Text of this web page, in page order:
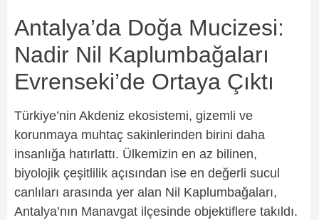
Antalya’da Doğa Mucizesi:
Nadir Nil Kaplumbağaları
Evrenseki’de Ortaya Çıktı
Türkiye’nin Akdeniz ekosistemi, gizemli ve
korunmaya muhtaç sakinlerinden birini daha
insanlığa hatırlattı. Ülkemizin en az bilinen,
biyolojik çeşitlilik açısından ise en değerli sucul
canlıları arasında yer alan Nil Kaplumbağaları,
Antalya’nın Manavgat ilçesinde objektiflere takıldı.